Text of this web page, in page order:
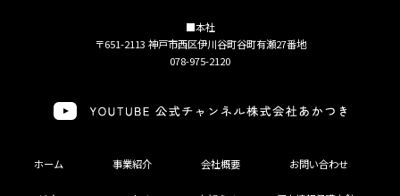
■本社
〒651-2113 神戸市西区伊川谷町谷町有瀬27番地
078-975-2120
ホーム 事業紹介 会社概要 お問い合わせ